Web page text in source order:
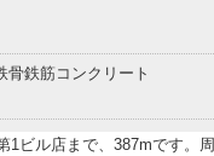
骨鉄筋コンクリート
1ビル店まで、387mです。周